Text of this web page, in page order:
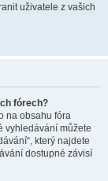
uživatele z vašich
fórech?
na obsahu fóra
vyhledávání můžete
který najdete
dostupné závisí